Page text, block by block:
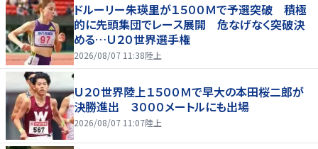
ドルーリー朱瑛里が１５００Ｍで予選突破 積極
的に先頭集団でレース展開 危なげなく突破決
める…Ｕ２０世界選手権
2026/08/07 11:38陸上
Ｕ２０世界陸上１５００Ｍで早大の本田桜二郎が
決勝進出 ３０００メートルにも出場
2026/08/07 11:07陸上